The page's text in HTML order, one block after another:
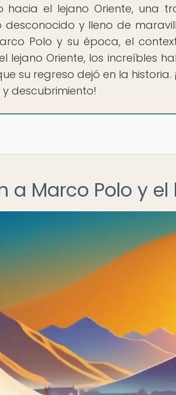
hacia el lejano Oriente, una
desconocido y lleno de
Polo y su época, el
lejano Oriente, los increíbles
su regreso dejó en la
descubrimiento!
a Marco Polo y el